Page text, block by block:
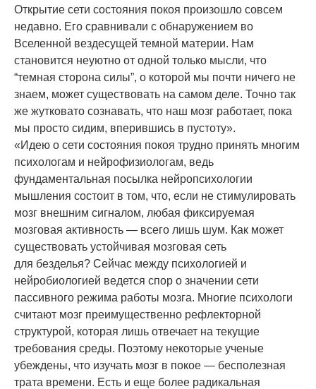
Открытие сети состояния покоя произошло совсем
недавно. Его сравнивали с обнаружением во
Вселенной вездесущей темной материи. Нам
становится неуютно от одной только мысли, что
“темная сторона силы”, о которой мы почти ничего не
знаем, может существовать на самом деле. Точно так
же жутковато сознавать, что наш мозг работает, пока
мы просто сидим, вперившись в пустоту».
«Идею о сети состояния покоя трудно принять многим
психологам и нейрофизиологам, ведь
фундаментальная посылка нейропсихологии
мышления состоит в том, что, если не стимулировать
мозг внешним сигналом, любая фиксируемая
мозговая активность — всего лишь шум. Как может
существовать устойчивая мозговая сеть
для безделья? Сейчас между психологией и
нейробиологией ведется спор о значении сети
пассивного режима работы мозга. Многие психологи
считают мозг преимущественно рефлекторной
структурой, которая лишь отвечает на текущие
требования среды. Поэтому некоторые ученые
убеждены, что изучать мозг в покое — бесполезная
трата времени. Есть и еще более радикальная